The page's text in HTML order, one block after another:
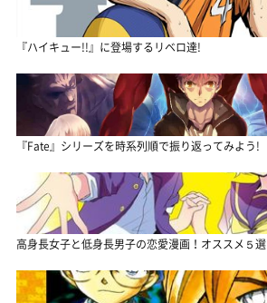
『ハイキュー!!』に登場するリベロ達!
『Fate』シリーズを時系列順で振り返ってみよう!
高身長女子と低身長男子の恋愛漫画！オススメ５選